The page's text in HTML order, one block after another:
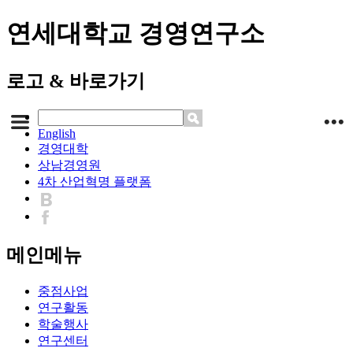
연세대학교 경영연구소
로고 & 바로가기
English
경영대학
상남경영원
4차 산업혁명 플랫폼
메인메뉴
중점사업
연구활동
학술행사
연구센터